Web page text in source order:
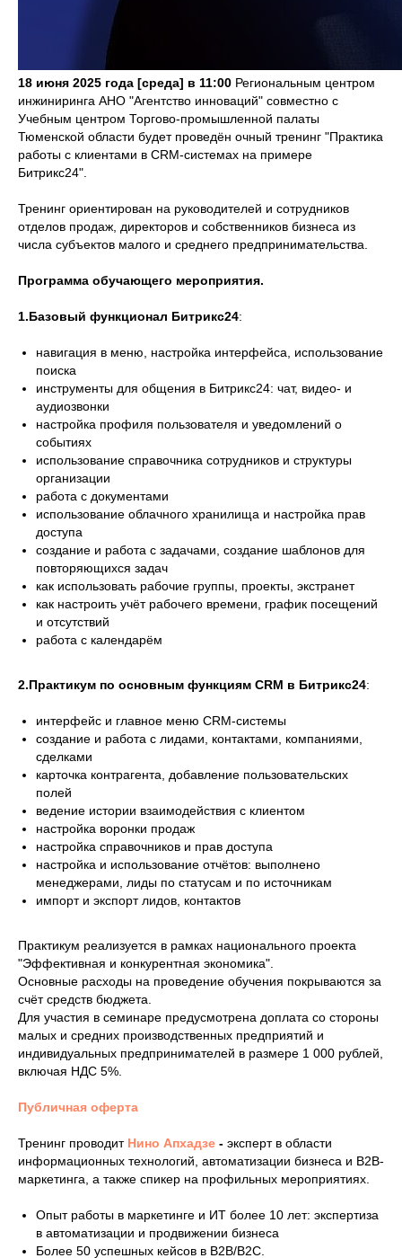
18 июня 2025 года [среда] в 11:00 Региональным центром
инжиниринга АНО "Агентство инноваций" совместно с
Учебным центром Торгово-промышленной палаты
Тюменской области будет проведён очный тренинг "Практика
работы с клиентами в CRM-системах на примере
Битрикс24".
Тренинг ориентирован на руководителей и сотрудников
отделов продаж, директоров и собственников бизнеса из
числа субъектов малого и среднего предпринимательства.
Программа обучающего мероприятия.
1.Базовый функционал Битрикс24:
навигация в меню, настройка интерфейса, использование
поиска
инструменты для общения в Битрикс24: чат, видео- и
аудиозвонки
настройка профиля пользователя и уведомлений о
событиях
использование справочника сотрудников и структуры
организации
работа с документами
использование облачного хранилища и настройка прав
доступа
создание и работа с задачами, создание шаблонов для
повторяющихся задач
как использовать рабочие группы, проекты, экстранет
как настроить учёт рабочего времени, график посещений
и отсутствий
работа с календарём
2.Практикум по основным функциям CRM в Битрикс24:
интерфейс и главное меню CRM-системы
создание и работа с лидами, контактами, компаниями,
сделками
карточка контрагента, добавление пользовательских
полей
ведение истории взаимодействия с клиентом
настройка воронки продаж
настройка справочников и прав доступа
настройка и использование отчётов: выполнено
менеджерами, лиды по статусам и по источникам
импорт и экспорт лидов, контактов
Практикум реализуется в рамках национального проекта
"Эффективная и конкурентная экономика".
Основные расходы на проведение обучения покрываются за
счёт средств бюджета.
Для участия в семинаре предусмотрена доплата со стороны
малых и средних производственных предприятий и
индивидуальных предпринимателей в размере 1 000 рублей,
включая НДС 5%.
Публичная оферта
Тренинг проводит Нино Апхадзе - эксперт в области
информационных технологий, автоматизации бизнеса и B2B-
маркетинга, а также спикер на профильных мероприятиях.
Опыт работы в маркетинге и ИТ более 10 лет: экспертиза
в автоматизации и продвижении бизнеса
Более 50 успешных кейсов в B2B/B2C.